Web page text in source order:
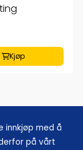
Kjøp
innkjøp med å
på vårt